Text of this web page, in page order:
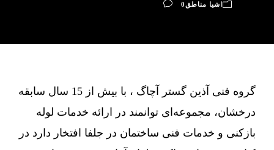
اشیا مناطق 0
گروه فنی آذین گستر آچاگ ، با بیش از 15 سال سابقه
درخشان، مجموعه‌ای توانمند در ارائه خدمات لوله
بازکنی و خدمات فنی ساختمان در جلفا افتخار دارد در